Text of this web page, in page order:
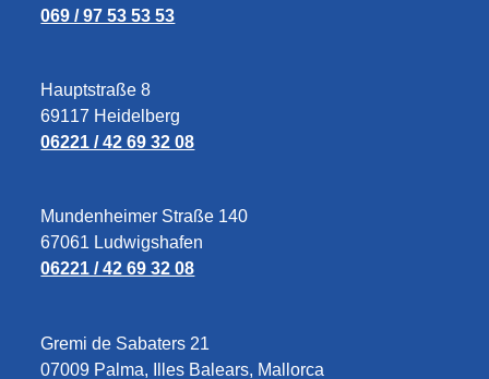
069 / 97 53 53 53
Hauptstraße 8
69117 Heidelberg
06221 / 42 69 32 08
Mundenheimer Straße 140
67061 Ludwigshafen
06221 / 42 69 32 08
Gremi de Sabaters 21
07009 Palma, Illes Balears, Mallorca